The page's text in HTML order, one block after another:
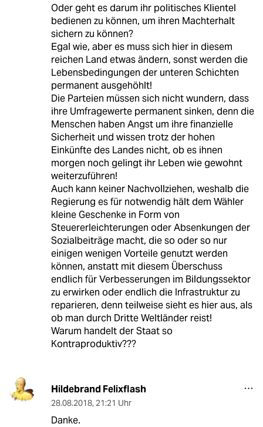
Oder geht es darum ihr politisches Klientel
bedienen zu können, um ihren Machterhalt
sichern zu können?
Egal wie, aber es muss sich hier in diesem
reichen Land etwas ändern, sonst werden die
Lebensbedingungen der unteren Schichten
permanent ausgehöhlt!
Die Parteien müssen sich nicht wundern, dass
ihre Umfragewerte permanent sinken, denn die
Menschen haben Angst um ihre finanzielle
Sicherheit und wissen trotz der hohen
Einkünfte des Landes nicht, ob es ihnen
morgen noch gelingt ihr Leben wie gewohnt
weiterzuführen!
Auch kann keiner Nachvollziehen, weshalb die
Regierung es für notwendig hält dem Wähler
kleine Geschenke in Form von
Steuererleichterungen oder Absenkungen der
Sozialbeiträge macht, die so oder so nur
einigen wenigen Vorteile genutzt werden
können, anstatt mit diesem Überschuss
endlich für Verbesserungen im Bildungssektor
zu erwirken oder endlich die Infrastruktur zu
reparieren, denn teilweise sieht es hier aus, als
ob man durch Dritte Weltländer reist!
Warum handelt der Staat so
Kontraproduktiv???
Hildebrand Felixflash
28.08.2018, 21:21 Uhr
Danke.